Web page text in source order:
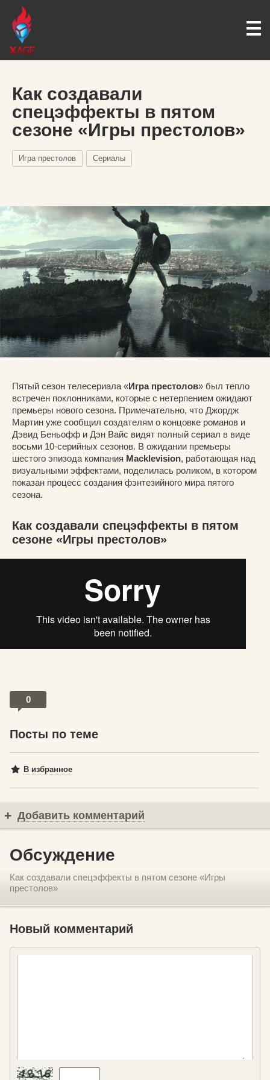
Как создавали
спецэффекты в пятом
сезоне «Игры престолов»
Игра престолов Сериалы
Пятый сезон телесериала «Игра престолов» был тепло
встречен поклонниками, которые с нетерпением ожидают
премьеры нового сезона. Примечательно, что Джордж
Мартин уже сообщил создателям о концовке романов и
Дэвид Беньофф и Дэн Вайс видят полный сериал в виде
восьми 10-серийных сезонов. В ожидании премьеры
шестого эпизода компания Macklevision, работающая над
визуальными эффектами, поделилась роликом, в котором
показан процесс создания фэнтезийного мира пятого
сезона.
Как создавали спецэффекты в пятом
сезоне «Игры престолов»
0
Посты по теме
В избранное
Добавить комментарий
Обсуждение
Как создавали спецэффекты в пятом сезоне «Игры
престолов»
Новый комментарий